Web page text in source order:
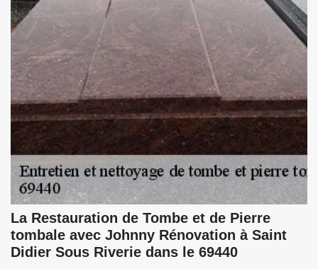
La Restauration de Tombe et de Pierre
tombale avec Johnny Rénovation à Saint
Didier Sous Riverie dans le 69440